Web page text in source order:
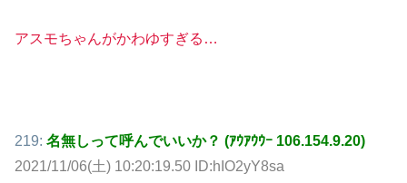
アスモちゃんがかわゆすぎる…
219: 名無しって呼んでいいか？ (ｱｳｱｳｳｰ 106.154.9.20)
2021/11/06(土) 10:20:19.50 ID:hIO2yY8sa